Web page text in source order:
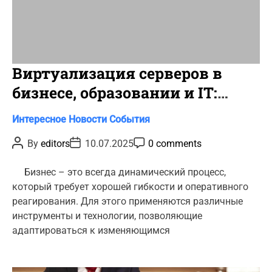
Виртуализация серверов в
бизнесе, образовании и IT:
зачем это нужно и как
работает?
C
t
o
r
i
e
Интересное Новости События
P
o
u
t
h
o
r
By editorsP
o
t
D
a
t
e
10.07.2025P
o
t
o
m
m
e
n
0 comments
Бизнес – это всегда динамический процесс,
который требует хорошей гибкости и оперативного
реагирования. Для этого применяются различные
инструменты и технологии, позволяющие
адаптироваться к изменяющимся